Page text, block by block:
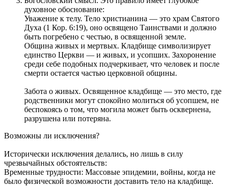
духовное обоснование:
Уважение к телу. Тело христианина — это храм Святого
Духа (1 Кор. 6:19), оно освящено Таинствами и должно
быть погребено с честью, в освященной земле.
Община живых и мертвых. Кладбище символизирует
единство Церкви — и живых, и усопших. Захоронение
среди себе подобных подчеркивает, что человек и после
смерти остается частью церковной общины.
Забота о живых. Освященное кладбище — это место, где
родственники могут спокойно молиться об усопшем, не
беспокоясь о том, что могила может быть осквернена,
разрушена или потеряна.
Возможны ли исключения?
Исторически исключения делались, но лишь в силу
чрезвычайных обстоятельств:
Временные трудности: Массовые эпидемии, войны, когда не
было физической возможности доставить тело на кладбище.